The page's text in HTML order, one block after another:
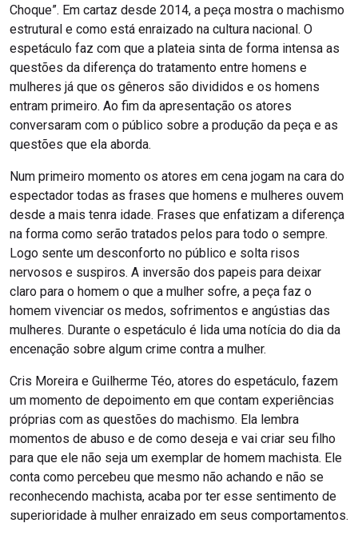
Choque”. Em cartaz desde 2014, a peça mostra o machismo
estrutural e como está enraizado na cultura nacional. O
espetáculo faz com que a plateia sinta de forma intensa as
questões da diferença do tratamento entre homens e
mulheres já que os gêneros são divididos e os homens
entram primeiro. Ao fim da apresentação os atores
conversaram com o público sobre a produção da peça e as
questões que ela aborda.
Num primeiro momento os atores em cena jogam na cara do
espectador todas as frases que homens e mulheres ouvem
desde a mais tenra idade. Frases que enfatizam a diferença
na forma como serão tratados pelos para todo o sempre.
Logo sente um desconforto no público e solta risos
nervosos e suspiros. A inversão dos papeis para deixar
claro para o homem o que a mulher sofre, a peça faz o
homem vivenciar os medos, sofrimentos e angústias das
mulheres. Durante o espetáculo é lida uma notícia do dia da
encenação sobre algum crime contra a mulher.
Cris Moreira e Guilherme Téo, atores do espetáculo, fazem
um momento de depoimento em que contam experiências
próprias com as questões do machismo. Ela lembra
momentos de abuso e de como deseja e vai criar seu filho
para que ele não seja um exemplar de homem machista. Ele
conta como percebeu que mesmo não achando e não se
reconhecendo machista, acaba por ter esse sentimento de
superioridade à mulher enraizado em seus comportamentos.